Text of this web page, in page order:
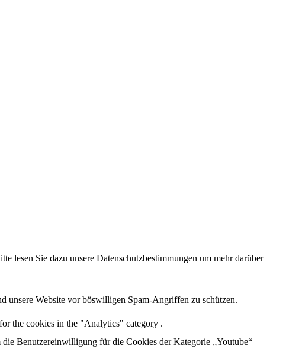
lesen Sie dazu unsere Datenschutzbestimmungen um mehr darüber
unsere Website vor böswilligen Spam-Angriffen zu schützen.
the cookies in the "Analytics" category .
Benutzereinwilligung für die Cookies der Kategorie „Youtube“